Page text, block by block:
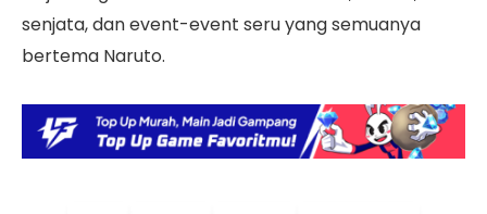
senjata, dan event-event seru yang semuanya
bertema Naruto.